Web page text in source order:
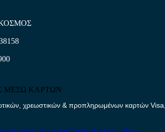
ΜΕΣΩ ΚΑΡΤΩΝ
χρεωστικών & προπληρωμένων καρτών